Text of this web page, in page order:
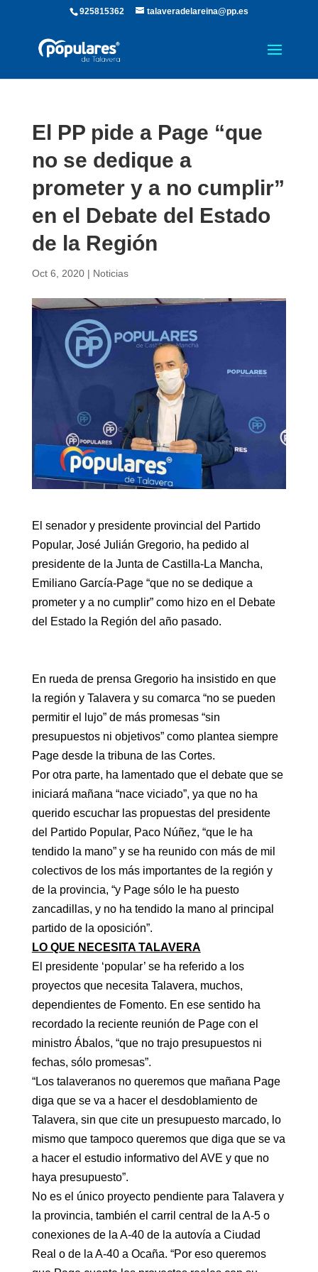
925815362 talaveradelareina@pp.es
El PP pide a Page “que
no se dedique a
prometer y a no cumplir”
en el Debate del Estado
de la Región
Oct 6, 2020| Noticias
El senador y presidente provincial del Partido
Popular, José Julián Gregorio, ha pedido al
presidente de la Junta de Castilla-La Mancha,
Emiliano García-Page “que no se dedique a
prometer y a no cumplir” como hizo en el Debate
del Estado la Región del año pasado.
En rueda de prensa Gregorio ha insistido en que
la región y Talavera y su comarca “no se pueden
permitir el lujo” de más promesas “sin
presupuestos ni objetivos” como plantea siempre
Page desde la tribuna de las Cortes.
Por otra parte, ha lamentado que el debate que se
iniciará mañana “nace viciado”, ya que no ha
querido escuchar las propuestas del presidente
del Partido Popular, Paco Núñez, “que le ha
tendido la mano” y se ha reunido con más de mil
colectivos de los más importantes de la región y
de la provincia, “y Page sólo le ha puesto
zancadillas, y no ha tendido la mano al principal
partido de la oposición”.
LO QUE NECESITA TALAVERA
El presidente ‘popular’ se ha referido a los
proyectos que necesita Talavera, muchos,
dependientes de Fomento. En ese sentido ha
recordado la reciente reunión de Page con el
ministro Ábalos, “que no trajo presupuestos ni
fechas, sólo promesas”.
“Los talaveranos no queremos que mañana Page
diga que se va a hacer el desdoblamiento de
Talavera, sin que cite un presupuesto marcado, lo
mismo que tampoco queremos que diga que se va
a hacer el estudio informativo del AVE y que no
haya presupuesto”.
No es el único proyecto pendiente para Talavera y
la provincia, también el carril central de la A-5 o
conexiones de la A-40 de la autovía a Ciudad
Real o de la A-40 a Ocaña. “Por eso queremos